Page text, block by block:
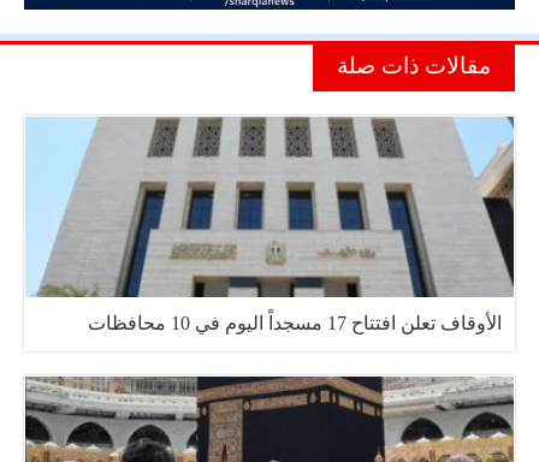
مقالات ذات صلة
الأوقاف تعلن افتتاح 17 مسجداً اليوم في 10 محافظات